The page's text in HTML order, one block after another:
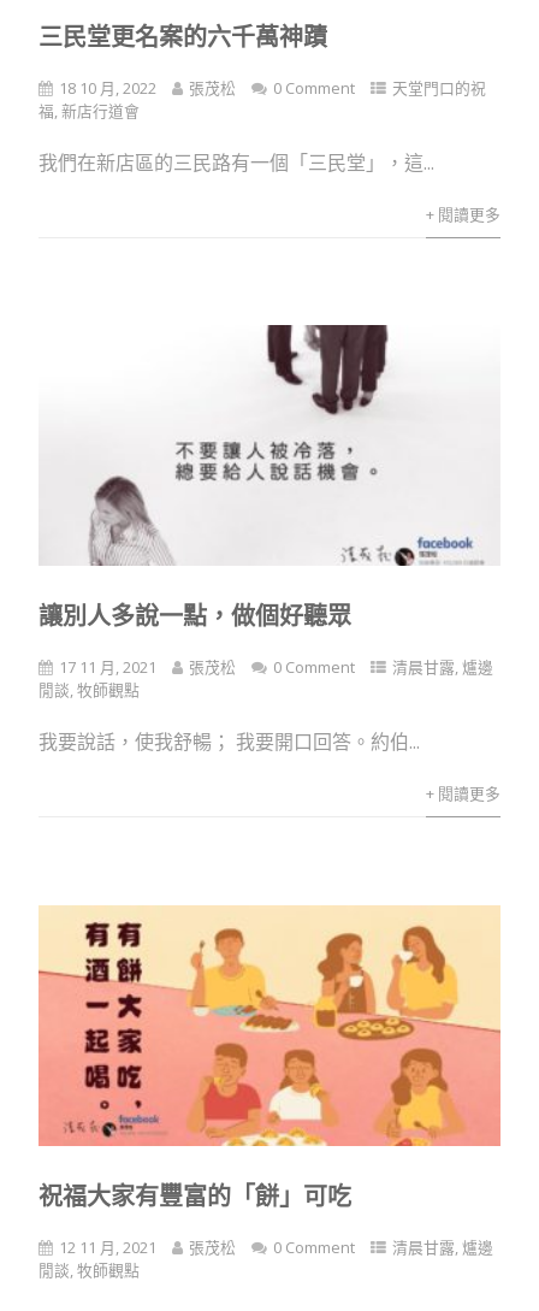
三民堂更名案的六千萬神蹟
18 10 月, 2022 張茂松 0 Comment
天堂門口的祝
福,新店行道會
我們在新店區的三民路有一個「三民堂」，這...
+ 閱讀更多
讓別人多說一點，做個好聽眾
17 11 月, 2021 張茂松 0 Comment 清晨甘露,爐邊
閒談,牧師觀點
我要說話，使我舒暢； 我要開口回答。約伯...
+ 閱讀更多
祝福大家有豐富的「餅」可吃
12 11 月, 2021 張茂松 0 Comment 清晨甘露,爐邊
閒談,牧師觀點